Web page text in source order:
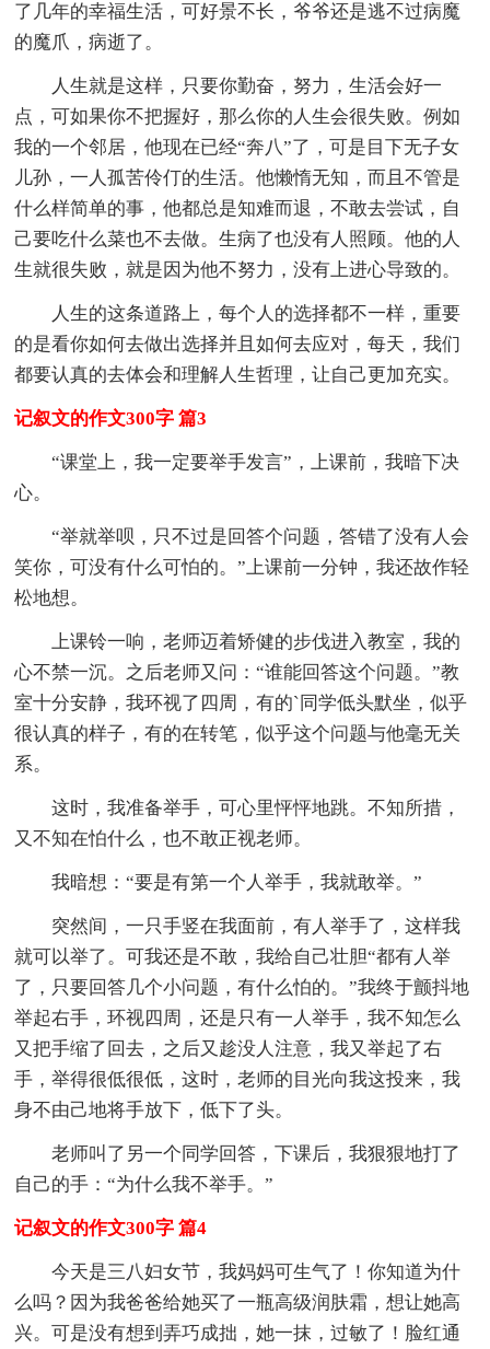
了几年的幸福生活，可好景不长，爷爷还是逃不过病魔
的魔爪，病逝了。
人生就是这样，只要你勤奋，努力，生活会好一
点，可如果你不把握好，那么你的人生会很失败。例如
我的一个邻居，他现在已经“奔八”了，可是目下无子女
儿孙，一人孤苦伶仃的生活。他懒惰无知，而且不管是
什么样简单的事，他都总是知难而退，不敢去尝试，自
己要吃什么菜也不去做。生病了也没有人照顾。他的人
生就很失败，就是因为他不努力，没有上进心导致的。
人生的这条道路上，每个人的选择都不一样，重要
的是看你如何去做出选择并且如何去应对，每天，我们
都要认真的去体会和理解人生哲理，让自己更加充实。
记叙文的作文300字 篇3
“课堂上，我一定要举手发言”，上课前，我暗下决
心。
“举就举呗，只不过是回答个问题，答错了没有人会
笑你，可没有什么可怕的。”上课前一分钟，我还故作轻
松地想。
上课铃一响，老师迈着矫健的步伐进入教室，我的
心不禁一沉。之后老师又问：“谁能回答这个问题。”教
室十分安静，我环视了四周，有的`同学低头默坐，似乎
很认真的样子，有的在转笔，似乎这个问题与他毫无关
系。
这时，我准备举手，可心里怦怦地跳。不知所措，
又不知在怕什么，也不敢正视老师。
我暗想：“要是有第一个人举手，我就敢举。”
突然间，一只手竖在我面前，有人举手了，这样我
就可以举了。可我还是不敢，我给自己壮胆“都有人举
了，只要回答几个小问题，有什么怕的。”我终于颤抖地
举起右手，环视四周，还是只有一人举手，我不知怎么
又把手缩了回去，之后又趁没人注意，我又举起了右
手，举得很低很低，这时，老师的目光向我这投来，我
身不由己地将手放下，低下了头。
老师叫了另一个同学回答，下课后，我狠狠地打了
自己的手：“为什么我不举手。”
记叙文的作文300字 篇4
今天是三八妇女节，我妈妈可生气了！你知道为什
么吗？因为我爸爸给她买了一瓶高级润肤霜，想让她高
兴。可是没有想到弄巧成拙，她一抹，过敏了！脸红通